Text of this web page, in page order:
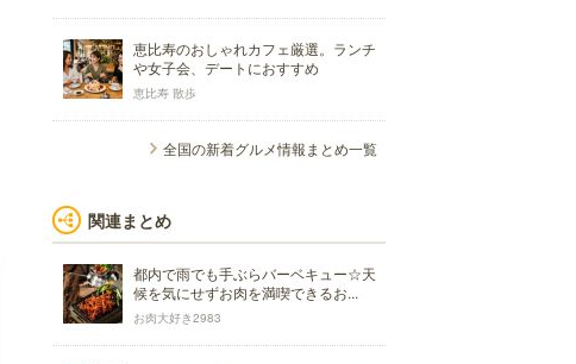
恵比寿のおしゃれカフェ厳選。ランチ
や女子会、デートにおすすめ
恵比寿 散歩
全国の新着グルメ情報まとめ一覧
関連まとめ
都内で雨でも手ぶらバーベキュー☆天
候を気にせずお肉を満喫できるお...
お肉大好き2983